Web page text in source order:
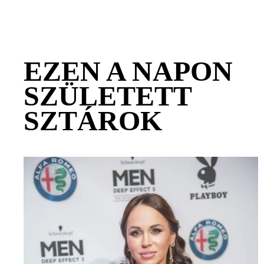
EZEN A NAPON
SZÜLETETT
SZTÁROK